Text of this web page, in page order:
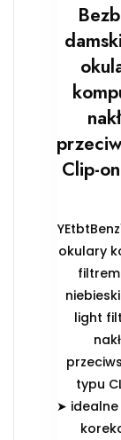
Clip-
okulary
filtrem
light
typu
➤ idealne